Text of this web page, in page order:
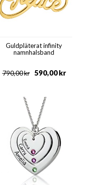
Guldpläterat infinity
namnhalsband
kr
790,00 kr
590,00